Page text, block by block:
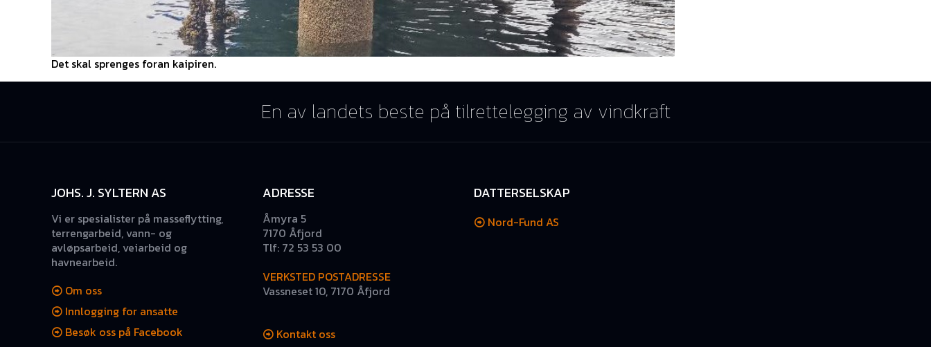
Det skal sprenges foran kaipiren.
En av landets beste på tilrettelegging av vindkraft
JOHS. J. SYLTERN AS
Vi er spesialister på masseflytting,
terrengarbeid, vann- og
avløpsarbeid, veiarbeid og
havnearbeid.
Om oss
Innlogging for ansatte
Besøk oss på Facebook
ADRESSE
Åmyra 5
7170 Åfjord
Tlf: 72 53 53 00
VERKSTED POSTADRESSE
Vassneset 10, 7170 Åfjord
Kontakt oss
DATTERSELSKAP
Nord-Fund AS